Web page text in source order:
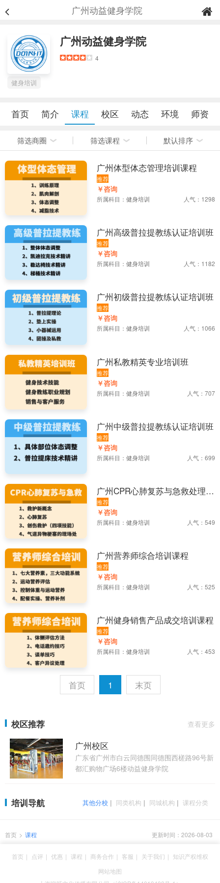
广州动益健身学院
广州动益健身学院
4
健身培训
首页 简介 课程 校区 动态 环境 师资
筛选商圈 筛选课程 默认排序
广州体型体态管理培训课程
推荐
￥咨询
所属科目： 健身培训 人气：1298
广州高级普拉提教练认证培训班
推荐
￥咨询
所属科目： 健身培训 人气：1182
广州初级普拉提教练认证培训班
推荐
￥咨询
所属科目： 健身培训 人气：1066
广州私教精英专业培训班
推荐
￥咨询
所属科目： 健身培训 人气：707
广州中级普拉提教练认证培训班
推荐
￥咨询
所属科目： 健身培训 人气：699
广州CPR心肺复苏与急救处理培
训课程
推荐
￥咨询
所属科目： 健身培训 人气：549
广州营养师综合培训课程
推荐
￥咨询
所属科目： 健身培训 人气：525
广州健身销售产品成交培训课程
推荐
￥咨询
所属科目： 健身培训 人气：453
首页 1 末页
校区推荐 查看更多
广州校区
广东省广州市白云同德围同德围西槎路96号新
都汇购物广场6楼动益健身学院
其他分校 | 同类机构 | 同城机构 | 课程分类
培训导航
首页 > 课程 更新时间：2026-08-03
首页 | 点评 | 优惠 | 课程 | 商务合作 | 客服 | 关于我们 | 知识产权维权
网站地图